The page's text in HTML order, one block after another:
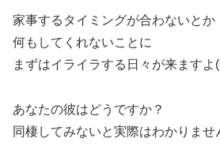
家事するタイミングが合わないとか
何もしてくれないことに
まずはイライラする日々が来ますよ
あなたの彼はどうですか？
同棲してみないと実際はわかりませ